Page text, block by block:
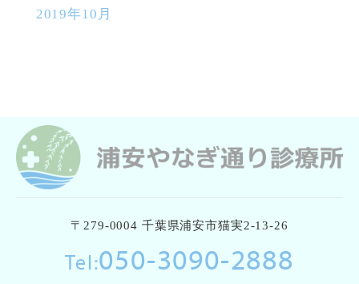
2019年10月
〒279-0004 千葉県浦安市猫実2-13-26
Tel:050-3090-2888